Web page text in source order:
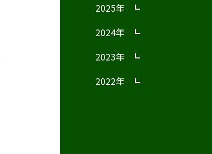
2025年
2024年
2023年
2022年